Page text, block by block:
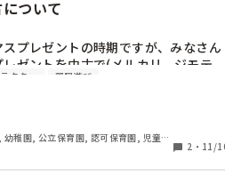
ついて
プレゼントの時期ですが、みなさん
ゼントを中古で(メルカリ、ジモテ
供のおもちゃは長い期間使わないから
きますが、我が家はまだ試したこと
壊れていたり汚れが目立つ。出品者
見れば問題ないなど、経験した方のご
す！
クター 部屋遊び
稚園, 公立保育園, 認可保育園, 児童発
2 ・ 11/